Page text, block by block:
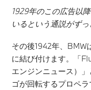
1929年のこの広告以
いるという通説がずっ
その後1942年、BMW
に結び付けます。「
エンジンニュース）
ゴが回転するプロペ